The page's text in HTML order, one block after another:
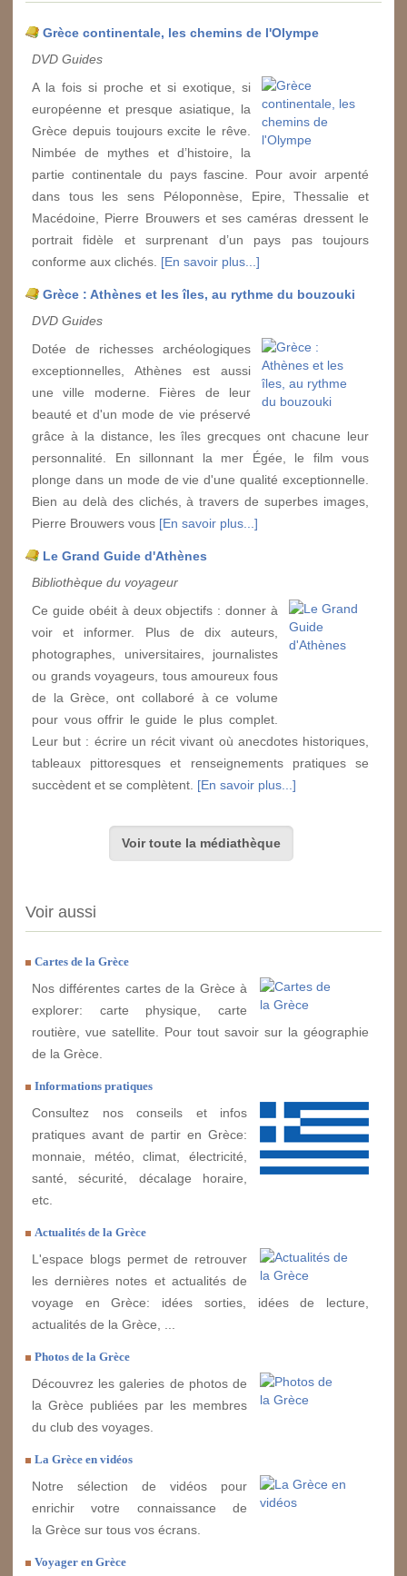
Grèce continentale, les chemins de l'Olympe
DVD Guides
A la fois si proche et si exotique, si
européenne et presque asiatique, la
Grèce depuis toujours excite le rêve.
Nimbée de mythes et d’histoire, la
partie continentale du pays fascine. Pour avoir arpenté
dans tous les sens Péloponnèse, Epire, Thessalie et
Macédoine, Pierre Brouwers et ses caméras dressent le
portrait fidèle et surprenant d’un pays pas toujours
conforme aux clichés. [En savoir plus...]
Grèce : Athènes et les îles, au rythme du bouzouki
DVD Guides
Dotée de richesses archéologiques
exceptionnelles, Athènes est aussi
une ville moderne. Fières de leur
beauté et d'un mode de vie préservé
grâce à la distance, les îles grecques ont chacune leur
personnalité. En sillonnant la mer Égée, le film vous
plonge dans un mode de vie d'une qualité exceptionnelle.
Bien au delà des clichés, à travers de superbes images,
Pierre Brouwers vous [En savoir plus...]
Le Grand Guide d'Athènes
Bibliothèque du voyageur
Ce guide obéit à deux objectifs : donner à
voir et informer. Plus de dix auteurs,
photographes, universitaires, journalistes
ou grands voyageurs, tous amoureux fous
de la Grèce, ont collaboré à ce volume
pour vous offrir le guide le plus complet.
Leur but : écrire un récit vivant où anecdotes historiques,
tableaux pittoresques et renseignements pratiques se
succèdent et se complètent. [En savoir plus...]
Voir toute la médiathèque
Voir aussi
Cartes de la Grèce
Nos différentes cartes de la Grèce à
explorer: carte physique, carte
routière, vue satellite. Pour tout savoir sur la géographie
de la Grèce.
Informations pratiques
Consultez nos conseils et infos
pratiques avant de partir en Grèce:
monnaie, météo, climat, électricité,
santé, sécurité, décalage horaire,
etc.
Actualités de la Grèce
L'espace blogs permet de retrouver
les dernières notes et actualités de
voyage en Grèce: idées sorties, idées de lecture,
actualités de la Grèce, ...
Photos de la Grèce
Découvrez les galeries de photos de
la Grèce publiées par les membres
du club des voyages.
La Grèce en vidéos
Notre sélection de vidéos pour
enrichir votre connaissance de
la Grèce sur tous vos écrans.
Voyager en Grèce